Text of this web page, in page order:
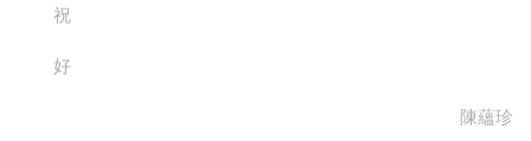
祝
好
陳蘊珍